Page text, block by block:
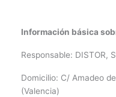
Información básica
Responsable: DISTOR,
Domicilio: C/ Amadeo
(Valencia)